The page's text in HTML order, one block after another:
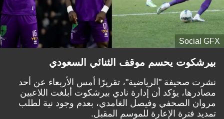
Social GFX
بيرشكوت يحسم موقف الثنائي السعودي
نشرت صحيفة "الرياضية"، تقريرًا أمس الأربعاء عن أحد
مصادرها، يؤكد أن إدارة نادي بيرشكوت أبلغت اللاعبين
مروان الصحفي وفيصل الغامدي، بعدم وجود نية لطلب
تمديد فترة الإعارة للموسم المقبل.